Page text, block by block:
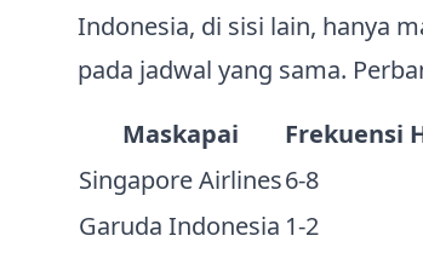
Indonesia, di sisi lain, hanya
pada jadwal yang sama.
Maskapai
Frekuensi
Singapore Airlines6‑8
Garuda Indonesia 1‑2